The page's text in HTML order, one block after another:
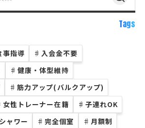
Tags
事指導 ♯ 入会金不要
♯ 健康・体型維持
♯ 筋力アップ(バルクアップ)
女性トレーナー在籍 ♯ 子連れOK
シャワー ♯ 完全個室 ♯ 月額制